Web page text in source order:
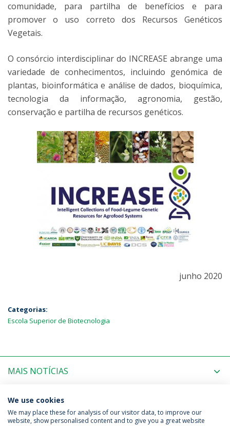
comunidade, para partilha de benefícios e para
promover o uso correto dos Recursos Genéticos
Vegetais.
O consórcio interdisciplinar do INCREASE abrange uma
variedade de conhecimentos, incluindo genómica de
plantas, bioinformática e análise de dados, bioquímica,
tecnologia da informação, agronomia, gestão,
conservação e partilha de recursos genéticos.
junho 2020
Categorias:
Escola Superior de Biotecnologia
MAIS NOTÍCIAS
PRÓXIMOS EVENTOS
We use cookies
We may place these for analysis of our visitor data, to improve our
website, show personalised content and to give you a great website